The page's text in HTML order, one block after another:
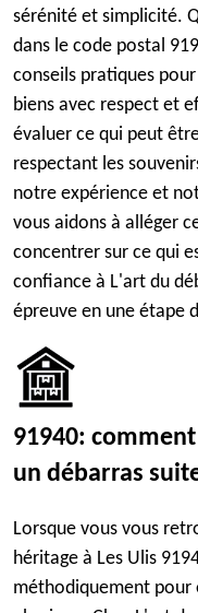
sérénité et simplicité.
dans le code postal
conseils pratiques
biens avec respect et
évaluer ce qui peut
respectant les
notre expérience et
vous aidons à alléger
concentrer sur ce qui
confiance à L'art du
épreuve en une étape
91940:
un débarras
Lorsque vous vous
héritage à Les Ulis
méthodiquement